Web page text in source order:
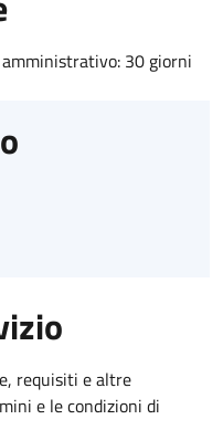
30 giorni
requisiti e altre
e le condizioni di